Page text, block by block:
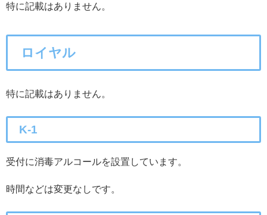
特に記載はありません。
ロイヤル
特に記載はありません。
K-1
受付に消毒アルコールを設置しています。
時間などは変更なしです。